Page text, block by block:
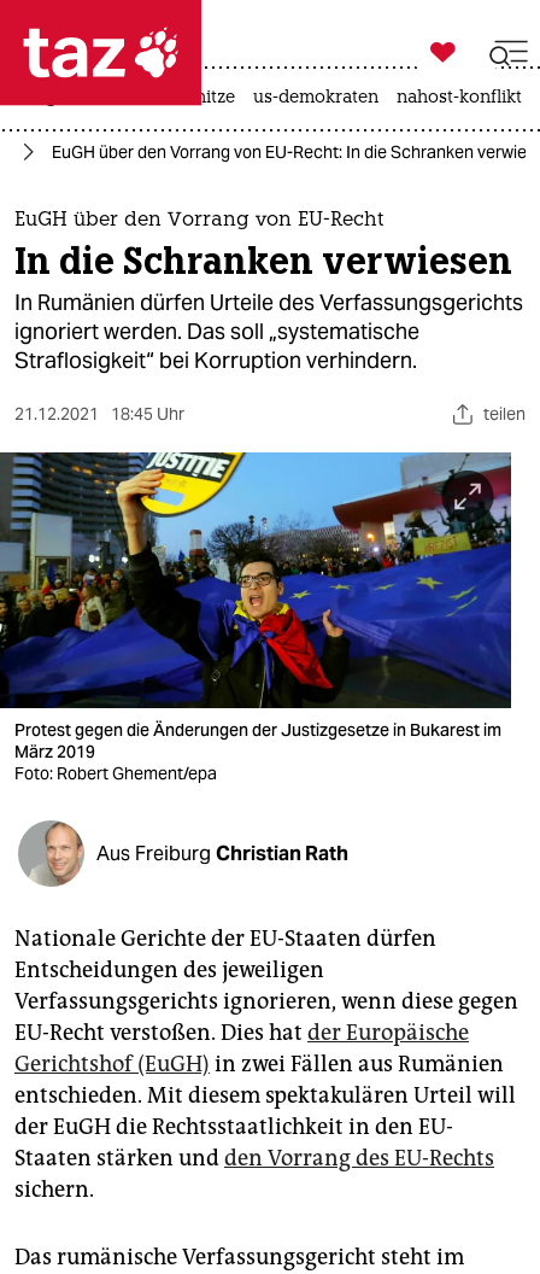
 taz zahl ich
taz zahl ich
themen
politik
öko
gesellschaft
sport
berlin
nord
wahrheit
verlag
verlag
shop
fragen & hilfe
unterstützen
abo
genossenschaft
epaper login

taz zahl ich
hitze us-demokraten nahost-konflikt
EuGH über den Vorrang von EU-Recht: In die Schranken
EuGH über den Vorrang von EU-Recht
In die Schranken verwiesen
In Rumänien dürfen Urteile des Verfassungsgerichts
ignoriert werden. Das soll „systematische
Straflosigkeit“ bei Korruption verhindern.
21.12.2021 18:45 Uhr teilen
Protest gegen die Änderungen der Justizgesetze in Bukarest im
März 2019
Foto: Robert Ghement/epa
Aus Freiburg Christian Rath
Nationale Gerichte der EU-Staaten dürfen
Entscheidungen des jeweiligen
Verfassungsgerichts ignorieren, wenn diese gegen
EU-Recht verstoßen. Dies hat der Europäische
Gerichtshof (EuGH) in zwei Fällen aus Rumänien
entschieden. Mit diesem spektakulären Urteil will
der EuGH die Rechtsstaatlichkeit in den EU-
Staaten stärken undden Vorrang des EU-Rechts
sichern.
Das rumänische Verfassungsgericht steht im